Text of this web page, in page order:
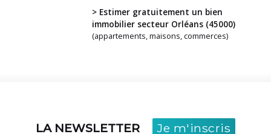
> Estimer gratuitement un bien
immobilier secteur Orléans (45000)
(appartements, maisons, commerces)
LA NEWSLETTER Je m'inscris